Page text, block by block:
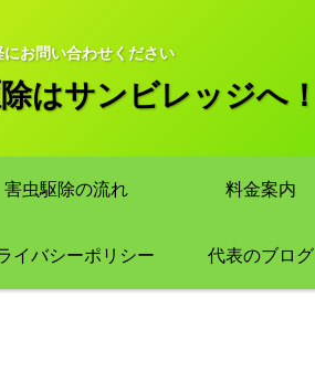
にお問い合わせください
はサンビレッジへ！
害虫駆除の流れ 料金案内
イバシーポリシー 代表のブログ